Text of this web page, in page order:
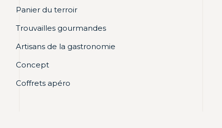
Panier du terroir
Trouvailles gourmandes
Artisans de la gastronomie
Concept
Coffrets apéro